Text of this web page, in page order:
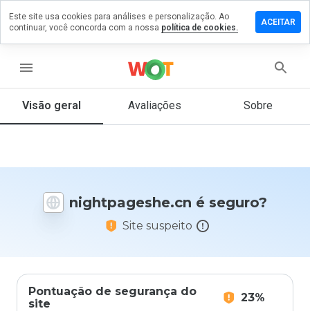
menu
Visão geral Avaliações Sobre
nightpageshe.cn é seguro?
Site suspeito
Pontuação de segurança do
site
23%
um
em
De 1
nota
Este site usa cookies para análises e personalização. Ao
continuar, você concorda com a nossa política de cookies.
ACEITAR